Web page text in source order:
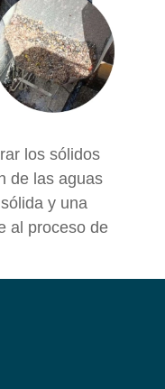
los sólidos
de las aguas
y una
al proceso de